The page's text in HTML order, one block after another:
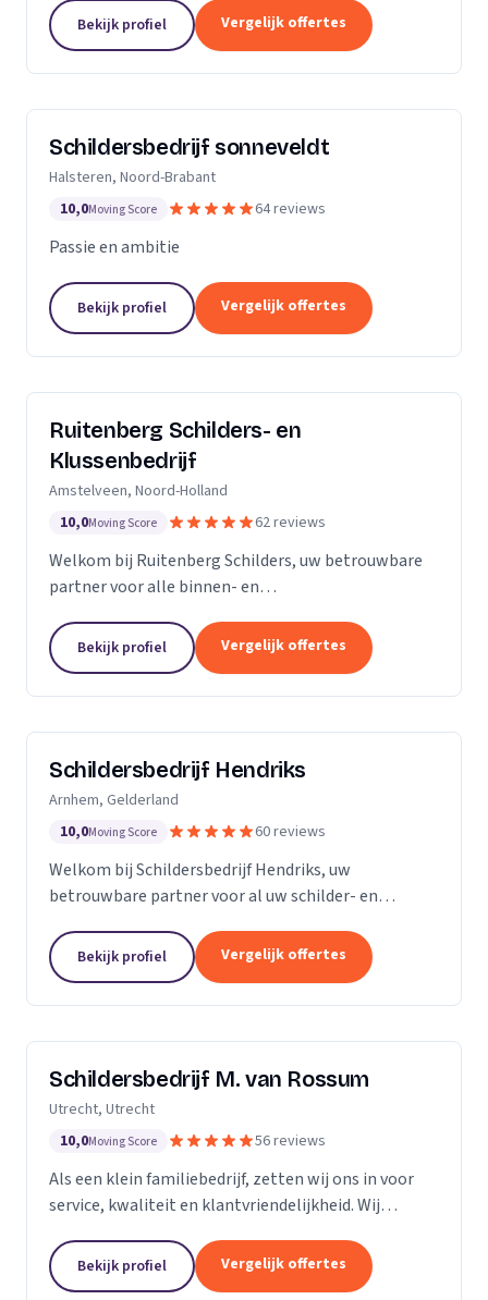
Dan bent u aan het juiste adres.Ik heb al meerdere
jaren ervaring zowel als...
Bekijk profiel Vergelijk offertes
Schildersbedrijf sonneveldt
Halsteren, Noord-Brabant
10,0Moving Score 64 reviews
Passie en ambitie
Bekijk profiel Vergelijk offertes
Ruitenberg Schilders- en
Klussenbedrijf
Amstelveen, Noord-Holland
10,0Moving Score 62 reviews
Welkom bij Ruitenberg Schilders, uw betrouwbare
partner voor alle binnen- en
een gevestigde naam in de provincie Noord-Holland,
met een bijzondere...
Bekijk profiel Vergelijk offertes
Schildersbedrijf Hendriks
Arnhem, Gelderland
10,0Moving Score 60 reviews
Welkom bij Schildersbedrijf Hendriks, uw
betrouwbare partner voor al uw schilder- en
de branche, onderscheiden we ons door onze
expertise en toewijding...
Bekijk profiel Vergelijk offertes
Schildersbedrijf M. van Rossum
Utrecht, Utrecht
10,0Moving Score 56 reviews
Als een klein familiebedrijf, zetten wij ons in voor
service, kwaliteit en klantvriendelijkheid. Wij
eigenaren als zakelijke klanten. Onze...
Bekijk profiel Vergelijk offertes